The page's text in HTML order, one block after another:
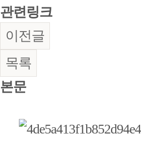
관련링크
이전글
목록
본문